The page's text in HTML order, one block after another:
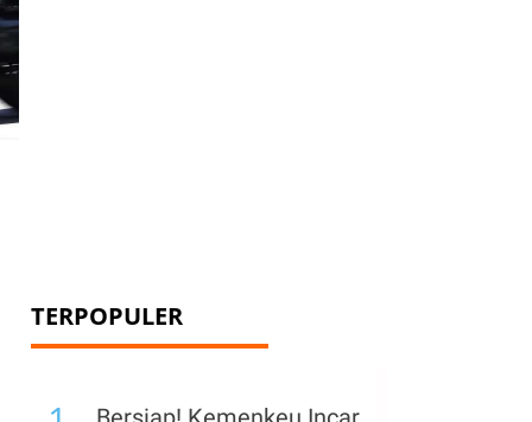
TERPOPULER